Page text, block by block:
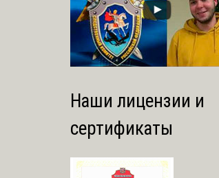
Наши лицензии и
сертификаты